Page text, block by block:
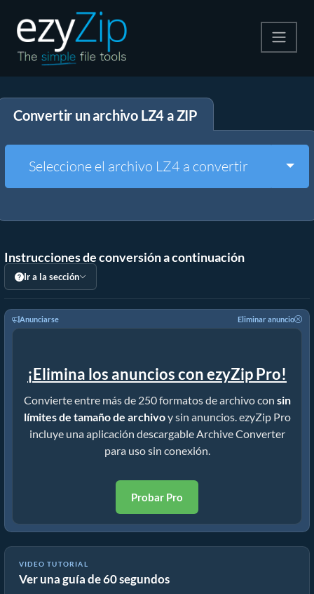
Descomprime
Otras herramientas
Convertir un archivo LZ4 a ZIP
Seleccione el archivo LZ4 a convertir
Instrucciones de conversión a continuación
Ir a la sección
Anunciarse Eliminar anuncio
¡Elimina los anuncios con ezyZip Pro!
Convierte entre más de 250 formatos de archivo con sin
límites de tamaño de archivoy sin anuncios. ezyZip Pro
incluye una aplicación descargable Archive Converter
para uso sin conexión.
Probar Pro
VIDEO TUTORIAL
Ver una guía de 60 segundos
Cómo convertir archivos comprimidos usando ezyZip